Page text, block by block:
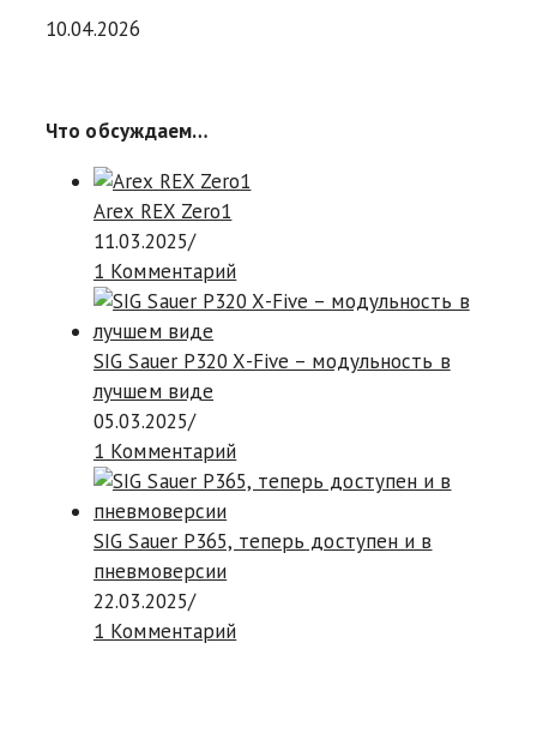
10.04.2026
Что обсуждаем…
Arex REX Zero1
11.03.2025/
1 Комментарий
SIG Sauer P320 X-Five – модульность в
лучшем виде
05.03.2025/
1 Комментарий
SIG Sauer P365, теперь доступен и в
пневмоверсии
22.03.2025/
1 Комментарий